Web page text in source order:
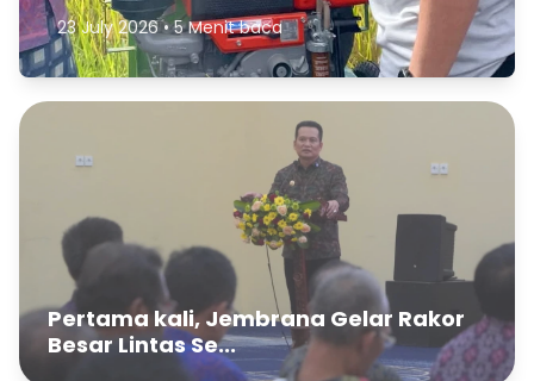
23 July 2026 • 5 Menit baca
Pertama kali, Jembrana Gelar Rakor
Besar Lintas Se...